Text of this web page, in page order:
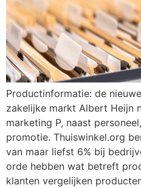
Productinformatie: de
zakelijke markt Albert Heijn
marketing P, naast
promotie. Thuiswinkel.org
van maar liefst 6% bij
orde hebben wat betreft
klanten vergelijken